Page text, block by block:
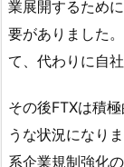
業展開するため
要がありました
て、代わりに自
その後FTXは積
うな状況になり
系企業規制強化